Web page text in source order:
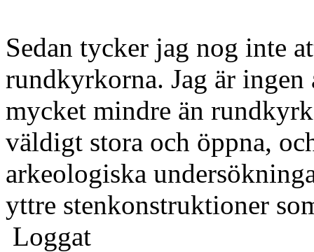
Sedan tycker jag nog inte
rundkyrkorna. Jag är
mycket mindre än
väldigt stora och öppna,
arkeologiska
yttre stenkonstruktioner
Loggat